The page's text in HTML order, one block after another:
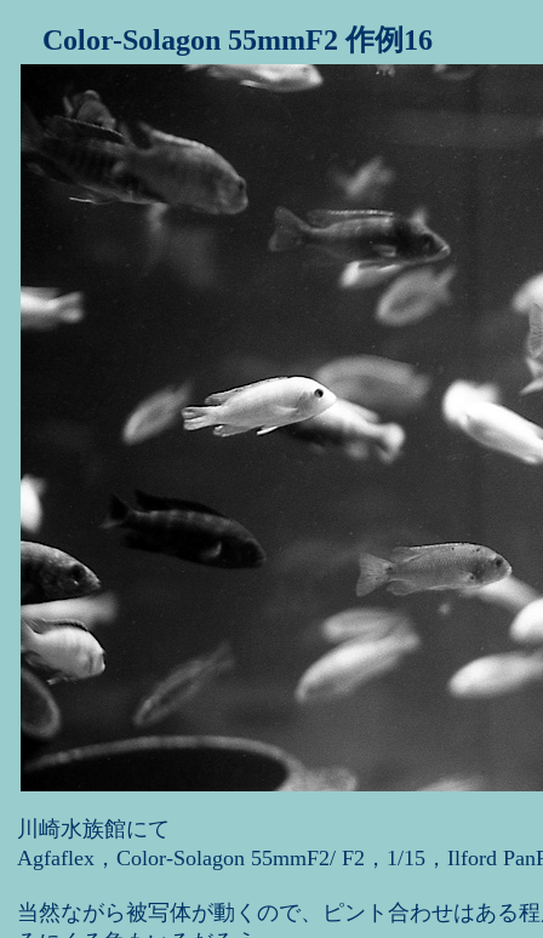
Color-Solagon 55mmF2 作例16
川崎水族館にて
Agfaflex，Color-Solagon 55mmF2/ F2，1/15，Ilford
当然ながら被写体が動くので、ピント合わせはある